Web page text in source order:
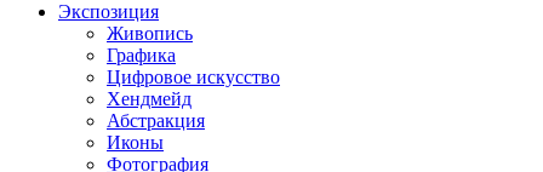
Экспозиция
Живопись
Графика
Цифровое искусство
Хендмейд
Абстракция
Иконы
Фотография